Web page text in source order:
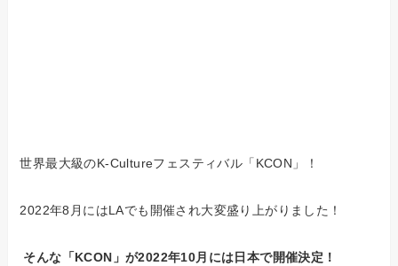
世界最大級のK-Cultureフェスティバル「KCON」！
2022年8月にはLAでも開催され大変盛り上がりました！
そんな「KCON」が2022年10月には日本で開催決定！